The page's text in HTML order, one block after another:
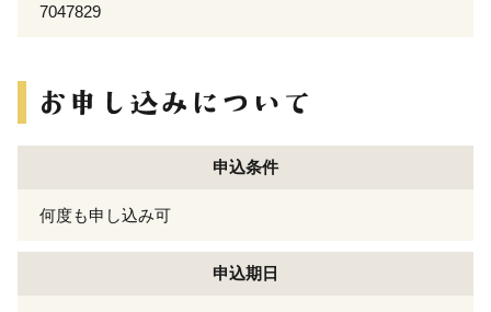
7047829
申込条件
何度も申し込み可
申込期日